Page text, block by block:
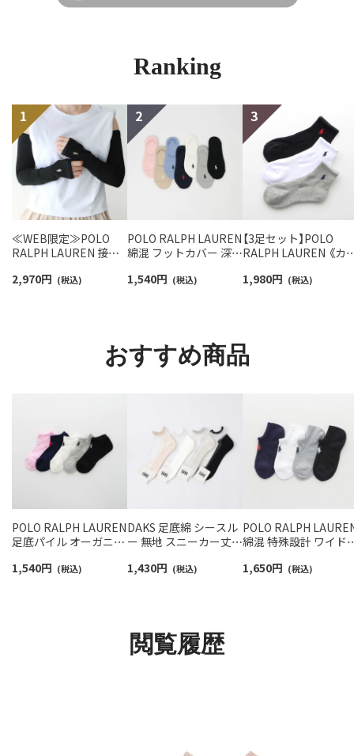
Ranking
≪WEB限定≫POLO
RALPH LAUREN 接触
ームカバー ＆ レッグウ
2,970円 (税込)
POLO RALPH LAUREN
綿混 フットカバー 深履
カバーソックス レディ
1,540円 (税込)
【3足セット】POLO
RALPH LAUREN 《カ
アーチサポート ワンポ
1,980円 (税込)
おすすめ商品
POLO RALPH LAUREN
足底パイル オーガニッ
ー丈 ソックス レディー
1,540円 (税込)
DAKS 足底綿 シースル
ー 無地 スニーカー丈
ース 03367412
1,430円 (税込)
POLO RALPH
綿混 特殊設計 ワイド
ーカー丈 ソックス レ
1,650円 (税込)
閲覧履歴